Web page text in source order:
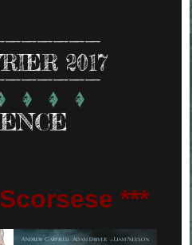
2017
***